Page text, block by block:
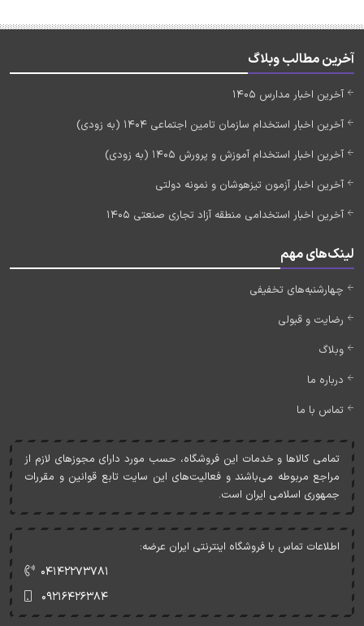
آخرین مطالب وبلاگ
آخرین اخبار مدارس 1405
آخرین اخبار استخدام سازمان تامین اجتماعی 1404 (به زودی)
آخرین اخبار استخدام آموزش و پرورش 1405 (به زودی)
آخرین اخبار آزمون تیزهوشان و نمونه دولتی
آخرین اخبار استخدامی منطقه آزاد تجاری صنعتی 1405
لینک‌های مهم
چهارشنبه‌های تخفیفی
رضایت و قبولی
وبلاگ
درباره ما
تماس با ما
تمامی کالاها و خدمات اين فروشگاه، حسب مورد دارای مجوزهای لازم از
مراجع مربوطه می‌باشند و فعاليت‌های اين سايت تابع قوانين و مقررات
جمهوری اسلامی ايران است.
اطلاعات تماس با فروشگاه اینترنتی ایران عرضه:
۰۴۱۴۲۲۷۳۷۸۱
۰۹۲۱۶۴۲۶۳۸۴